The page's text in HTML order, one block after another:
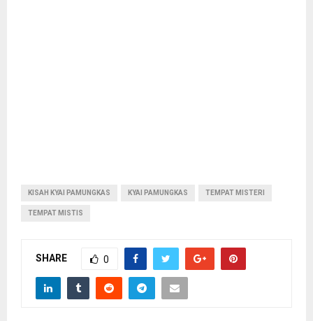
KISAH KYAI PAMUNGKAS KYAI PAMUNGKAS TEMPAT MISTERI
TEMPAT MISTIS
SHARE 0